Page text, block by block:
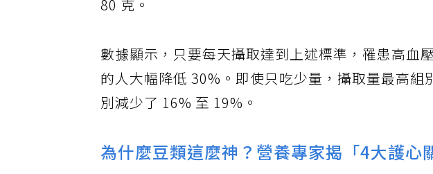
80 克。
數據顯示，只要每天攝取達到上述標準，罹患高血
的人大幅降低 30%。即使只吃少量，攝取量最高組
別減少了 16% 至 19%。
為什麼豆類這麼神？營養專家揭「4大護心